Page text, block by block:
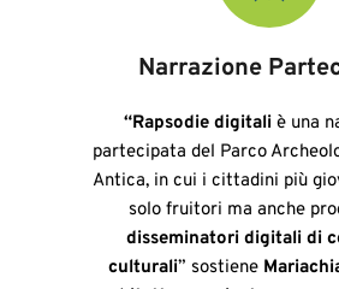
Narrazione
“Rapsodie digitali è una
partecipata del Parco
Antica, in cui i cittadini più
disseminatori digitali di
culturali” sostiene